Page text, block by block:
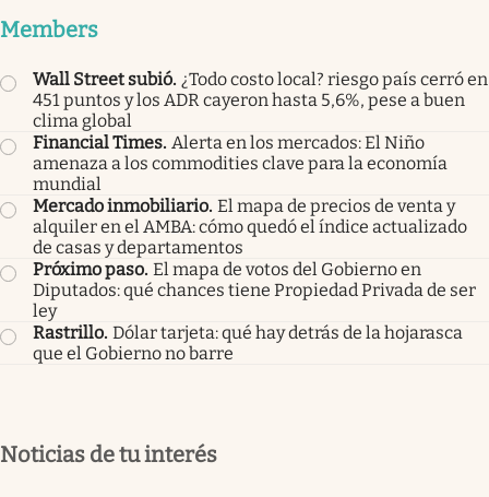
Members
Wall Street subió. ¿Todo costo local? riesgo país cerró en
451 puntos y los ADR cayeron hasta 5,6%, pese a buen
clima global
Financial Times. Alerta en los mercados: El Niño
amenaza a los commodities clave para la economía
mundial
Mercado inmobiliario. El mapa de precios de venta y
alquiler en el AMBA: cómo quedó el índice actualizado
de casas y departamentos
Próximo paso. El mapa de votos del Gobierno en
Diputados: qué chances tiene Propiedad Privada de ser
ley
Rastrillo. Dólar tarjeta: qué hay detrás de la hojarasca
que el Gobierno no barre
Noticias de tu interés